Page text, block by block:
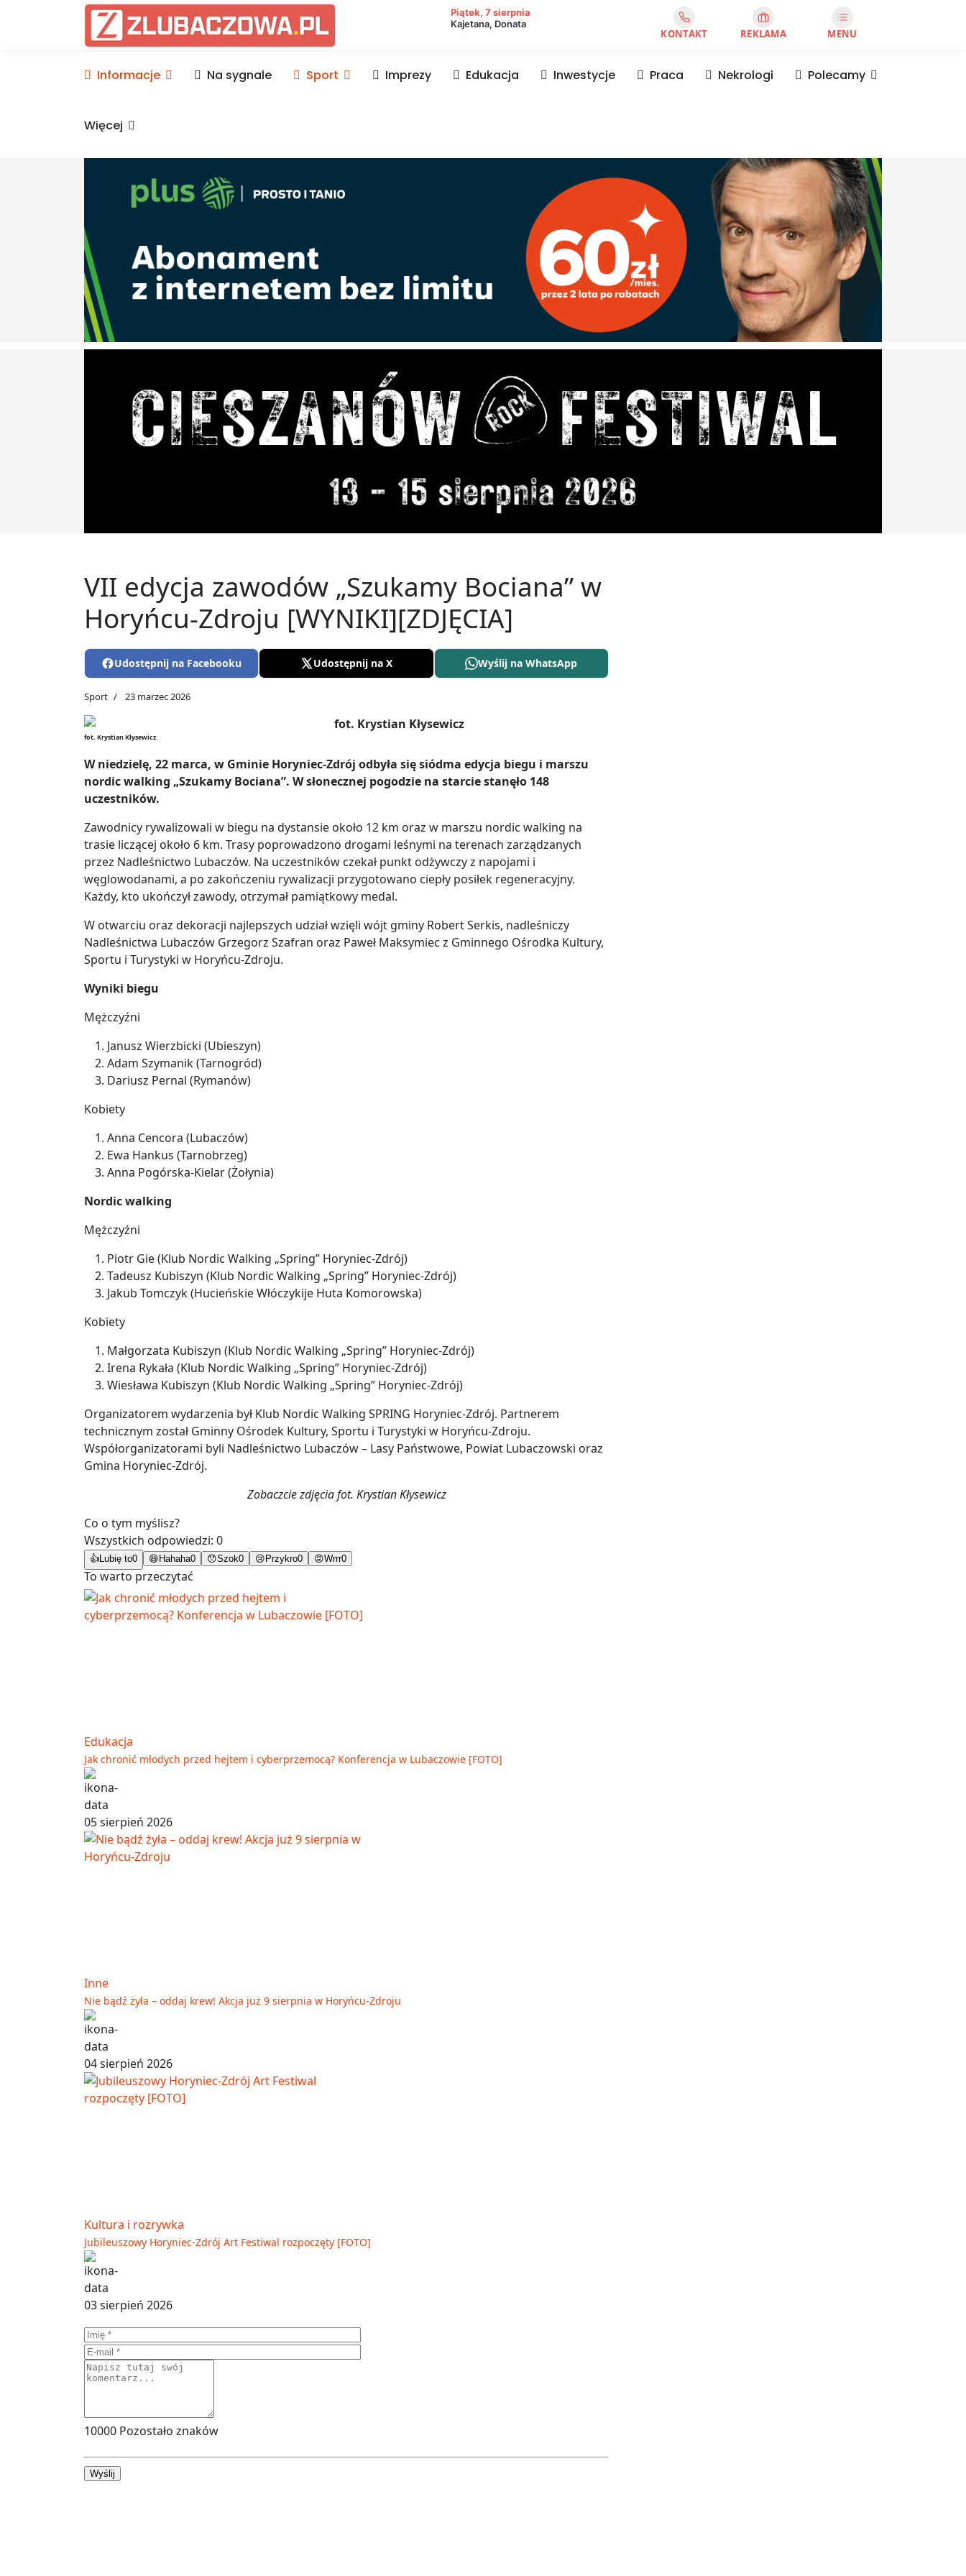
Informacje Lubaczów, powiat lubaczowski
Piątek, 7 sierpnia
Kajetana, Donata
KONTAKT REKLAMA MENU
Informacje Na sygnale Sport Imprezy Edukacja Inwestycje Praca Nekrologi Polecamy
Więcej
VII edycja zawodów „Szukamy Bociana” w
Horyńcu-Zdroju [WYNIKI][ZDJĘCIA]
Udostępnij na Facebooku Udostępnij na X Wyślij na WhatsApp
Sport 23 marzec 2026
fot. Krystian Kłysewicz
W niedzielę, 22 marca, w Gminie Horyniec-Zdrój odbyła się siódma edycja biegu i marszu
nordic walking „Szukamy Bociana”. W słonecznej pogodzie na starcie stanęło 148
uczestników.
Zawodnicy rywalizowali w biegu na dystansie około 12 km oraz w marszu nordic walking na
trasie liczącej około 6 km. Trasy poprowadzono drogami leśnymi na terenach zarządzanych
przez Nadleśnictwo Lubaczów. Na uczestników czekał punkt odżywczy z napojami i
węglowodanami, a po zakończeniu rywalizacji przygotowano ciepły posiłek regeneracyjny.
Każdy, kto ukończył zawody, otrzymał pamiątkowy medal.
W otwarciu oraz dekoracji najlepszych udział wzięli wójt gminy Robert Serkis, nadleśniczy
Nadleśnictwa Lubaczów Grzegorz Szafran oraz Paweł Maksymiec z Gminnego Ośrodka Kultury,
Sportu i Turystyki w Horyńcu-Zdroju.
Wyniki biegu
Mężczyźni
Janusz Wierzbicki (Ubieszyn)
Adam Szymanik (Tarnogród)
Dariusz Pernal (Rymanów)
Kobiety
Anna Cencora (Lubaczów)
Ewa Hankus (Tarnobrzeg)
Anna Pogórska-Kielar (Żołynia)
Nordic walking
Mężczyźni
Piotr Gie (Klub Nordic Walking „Spring” Horyniec-Zdrój)
Tadeusz Kubiszyn (Klub Nordic Walking „Spring” Horyniec-Zdrój)
Jakub Tomczyk (Hucieńskie Włóczykije Huta Komorowska)
Kobiety
Małgorzata Kubiszyn (Klub Nordic Walking „Spring” Horyniec-Zdrój)
Irena Rykała (Klub Nordic Walking „Spring” Horyniec-Zdrój)
Wiesława Kubiszyn (Klub Nordic Walking „Spring” Horyniec-Zdrój)
Organizatorem wydarzenia był Klub Nordic Walking SPRING Horyniec-Zdrój. Partnerem
technicznym został Gminny Ośrodek Kultury, Sportu i Turystyki w Horyńcu-Zdroju.
Współorganizatorami byli Nadleśnictwo Lubaczów – Lasy Państwowe, Powiat Lubaczowski oraz
Gmina Horyniec-Zdrój.
Zobaczcie zdjęcia fot. Krystian Kłysewicz
Co o tym myślisz?
Wszystkich odpowiedzi: 0
👍Lubię to0 😄 Hahaha0 😯Szok0 😢 Przykro0 😡Wrrr0
To warto przeczytać
Edukacja
Jak chronić młodych przed hejtem i cyberprzemocą? Konferencja w Lubaczowie [FOTO]
05 sierpień 2026
Inne
Nie bądź żyła – oddaj krew! Akcja już 9 sierpnia w Horyńcu-Zdroju
04 sierpień 2026
Kultura i rozrywka
Jubileuszowy Horyniec-Zdrój Art Festiwal rozpoczęty [FOTO]
03 sierpień 2026
10000 Pozostało znaków
Wyślij